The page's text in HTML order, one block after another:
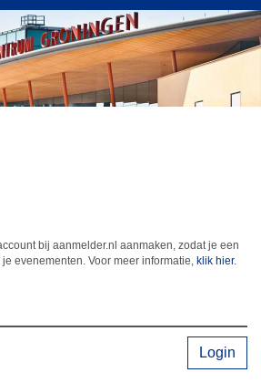
bij aanmelder.nl aanmaken, zodat je een
evenementen. Voor meer informatie, klik hier.
Login